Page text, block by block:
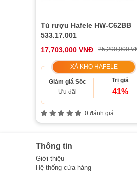
Tủ rượu Hafele HW-C62BB
533.17.001
17,703,000 VNĐ
25,290,000
XẢ KHO HAFELE
Giảm giá Sốc
Ưu đãi
Trị giá
41%
0 đánh giá
Thông tin
Giới thiệu
Hệ thống cửa hàng